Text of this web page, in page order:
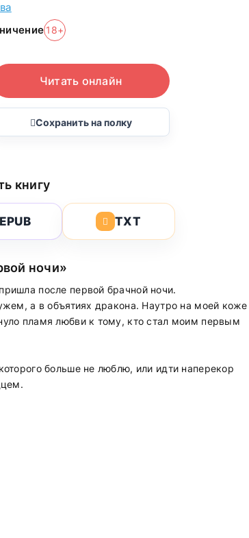
18+
Читать онлайн
Сохранить на полку
книгу
EPUB TXT
ночи»
после первой брачной ночи.
а в объятиях дракона. Наутро на моей коже
пламя любви к тому, кто стал моим первым
больше не люблю, или идти наперекор